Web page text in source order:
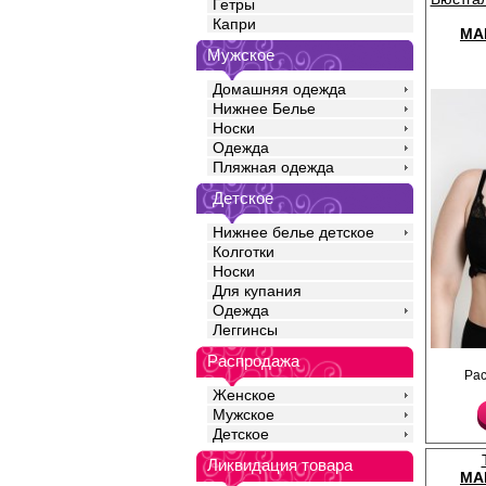
Гетры
Капри
Мужское
Домашняя одежда
Нижнее Белье
Носки
Одежда
Пляжная одежда
Детское
Нижнее белье детское
Колготки
Носки
Для купания
Одежда
Леггинсы
Распродажа
Женское
Мужское
Детское
Ликвидация товара
формованной чашкой
ап, широкая бретель,
регулируется. По
декорировано
фиксируется на
Лайкра 12%
Полиамид 80%